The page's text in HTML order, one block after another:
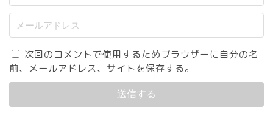
次回のコメントで使用するためブラウザーに自分の名
前、メールアドレス、サイトを保存する。